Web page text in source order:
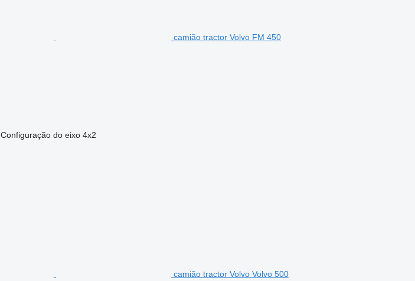
camião tractor Volvo FM 450
Configuração do eixo 4x2
camião tractor Volvo Volvo 500